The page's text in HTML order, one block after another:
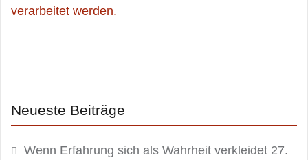
verarbeitet werden.
Neueste Beiträge
Wenn Erfahrung sich als Wahrheit verkleidet 27.